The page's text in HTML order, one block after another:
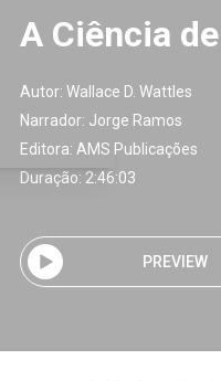
A Ciência
Autor: Wallace D. Wattles
Narrador: Jorge Ramos
Editora: AMS Publicações
Duração: 2:46:03
PREVIEW